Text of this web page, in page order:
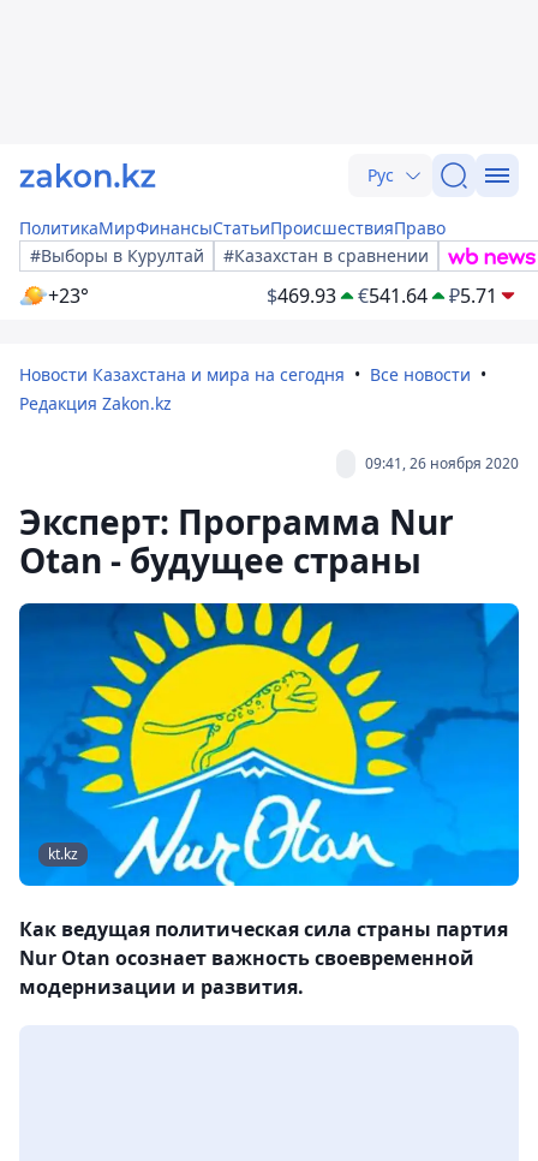
Рус
ПолитикаМирФинансыСтатьиПроисшествияПраво
#Выборы в Курултай
#Казахстан в сравнении
+23° $469.93 €541.64 ₽5.71
Новости Казахстана и мира на сегодня
Все новости
Редакция Zakon.kz
09:41, 26 ноября 2020
Эксперт: Программа Nur
Otan - будущее страны
kt.kz
Как ведущая политическая сила страны партия
Nur Otan осознает важность своевременной
модернизации и развития.